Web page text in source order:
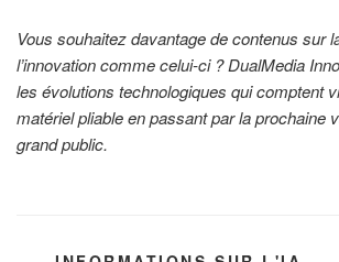
Vous souhaitez davantage de contenus sur
l’innovation comme celui-ci ? DualMedia
les évolutions technologiques qui comptent
matériel pliable en passant par la prochaine
grand public.